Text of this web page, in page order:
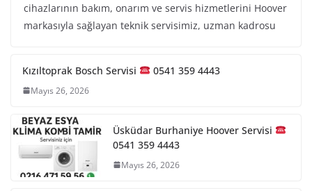
cihazlarının bakım, onarım ve servis hizmetlerini Hoover
markasıyla sağlayan teknik servisimiz, uzman kadrosu
Kızıltoprak Bosch Servisi 0541 359 4443
Mayıs 26, 2026
Üsküdar Burhaniye Hoover Servisi
0541 359 4443
Mayıs 26, 2026